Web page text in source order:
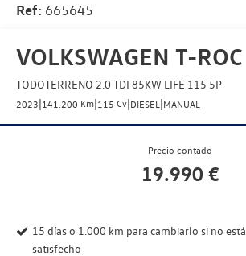
Ref: 665645
VOLKSWAGEN T-ROC
TODOTERRENO 2.0 TDI 85KW LIFE 115 5P
2023|141.200 Km|115 Cv|DIESEL|MANUAL
Precio contado
19.990 €
15 días o 1.000 km para cambiarlo si no está
satisfecho